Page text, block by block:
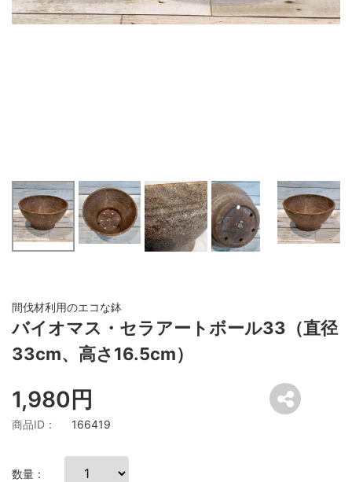
間伐材利用のエコな鉢
バイオマス・セラアートボール33（直径
33cm、高さ16.5cm）
1,980円
商品ID： 166419
数量：